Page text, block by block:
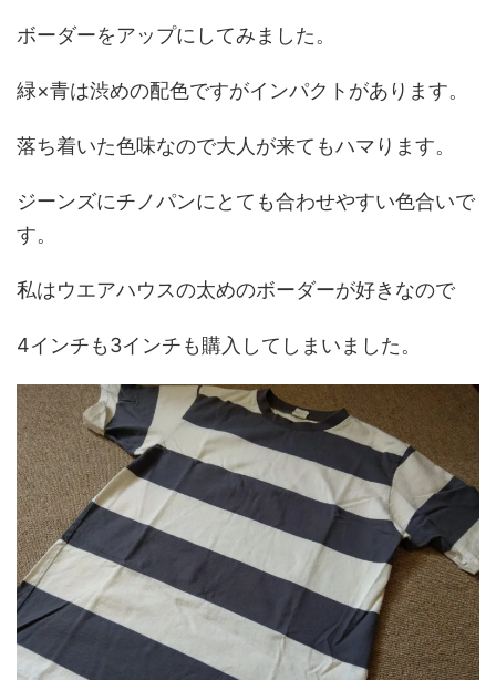
ボーダーをアップにしてみました。
緑×青は渋めの配色ですがインパクトがあります。
落ち着いた色味なので大人が来てもハマります。
ジーンズにチノパンにとても合わせやすい色合いで
す。
私はウエアハウスの太めのボーダーが好きなので
4インチも3インチも購入してしまいました。